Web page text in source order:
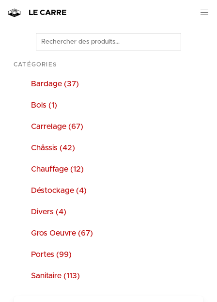
LE CARRE
Rechercher
des
produits
CATÉGORIES
Bardage (37)
Bois (1)
Carrelage (67)
Châssis (42)
Chauffage (12)
Déstockage (4)
Divers (4)
Gros Oeuvre (67)
Portes (99)
Sanitaire (113)